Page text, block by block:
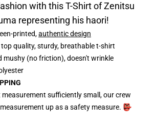
with this T-Shirt of Zenitsu
representing his haori!
printed,authentic design
top quality, sturdy, breathable t-shirt
mushy (no friction), doesn't wrinkle
sufficiently small, our crew
up as a safety measure. 👺